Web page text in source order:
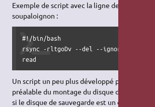
Exemple de script avec la ligne de commande
soupaloignon :
#!/bin/bash
rsync -rltgoDv --del --ignore-errors
read
Un script un peu plus développé permet la
préalable du montage du disque de
si le disque de sauvegarde est un disque